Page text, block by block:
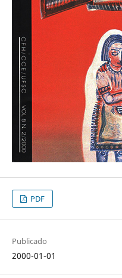
PDF
Publicado
2000-01-01